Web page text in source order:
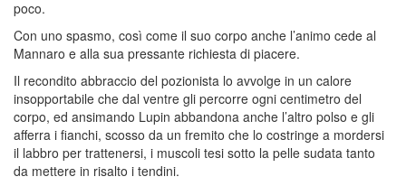
poco.
Con uno spasmo, così come il suo corpo anche l’animo cede al
Mannaro e alla sua pressante richiesta di piacere.
Il recondito abbraccio del pozionista lo avvolge in un calore
insopportabile che dal ventre gli percorre ogni centimetro del
corpo, ed ansimando Lupin abbandona anche l’altro polso e gli
afferra i fianchi, scosso da un fremito che lo costringe a mordersi
il labbro per trattenersi, i muscoli tesi sotto la pelle sudata tanto
da mettere in risalto i tendini.